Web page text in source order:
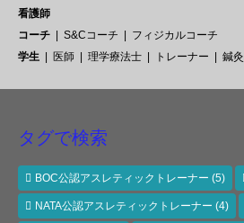
看護師
コーチ
S&Cコーチ
フィジカルコーチ
学生
医師 理学療法士 トレーナー 鍼灸
タグで検索
BOC公認アスレティックトレーナー (5)
NATA公認アスレティックトレーナー (4)